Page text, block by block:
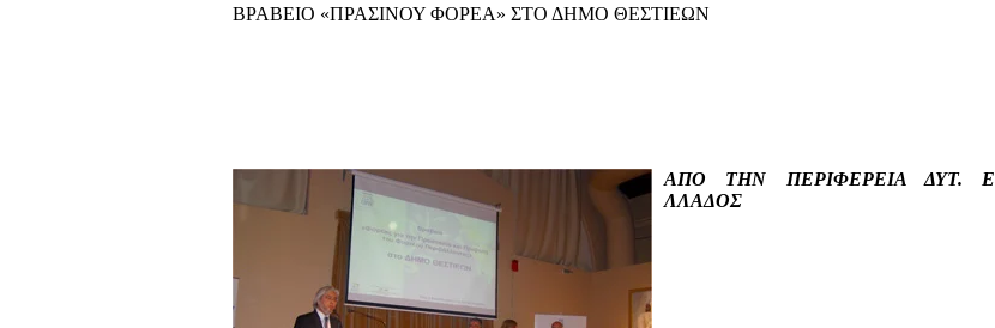
ΒΡΑΒΕΙΟ «ΠΡΑΣΙΝΟΥ ΦΟΡΕΑ» ΣΤΟ ΔΗΜΟ ΘΕΣΤΙΕΩΝ
ΑΠΟ ΤΗΝ ΠΕΡΙΦΕΡΕΙΑ ΔΥΤ. Ε
ΛΛΑΔΟΣ